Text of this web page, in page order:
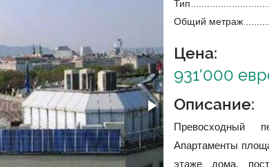
Тип
Общий метраж
Цена:
931'000
Описание:
Превосходный
Апартаменты
этаже дома,